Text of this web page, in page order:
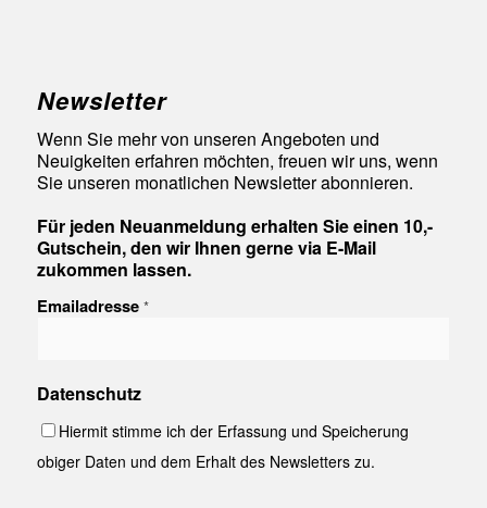
Newsletter
Wenn Sie mehr von unseren Angeboten und
Neuigkeiten erfahren möchten, freuen wir uns, wenn
Sie unseren monatlichen Newsletter abonnieren.
Für jeden Neuanmeldung erhalten Sie einen 10,-
Gutschein, den wir Ihnen gerne via E-Mail
zukommen lassen.
Emailadresse *
Datenschutz
Hiermit stimme ich der Erfassung und Speicherung
obiger Daten und dem Erhalt des Newsletters zu.